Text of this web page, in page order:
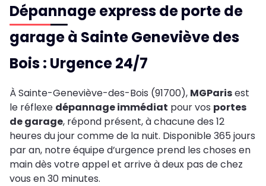
Dépannage express de porte de
garage à Sainte Geneviève des
Bois : Urgence 24/7
À Sainte-Geneviève-des-Bois (91700), MGParisest
le réflexe dépannage immédiat pour vos portes
de garage, répond présent, à chacune des 12
heures du jour comme de la nuit. Disponible 365 jours
par an, notre équipe d’urgence prend les choses en
main dès votre appel et arrive à deux pas de chez
vous en 30 minutes.